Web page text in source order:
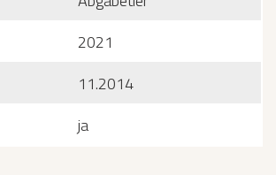
2021
11.2014
ja